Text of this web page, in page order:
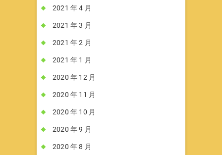
2021 年 4 月
2021 年 3 月
2021 年 2 月
2021 年 1 月
2020 年 12 月
2020 年 11 月
2020 年 10 月
2020 年 9 月
2020 年 8 月